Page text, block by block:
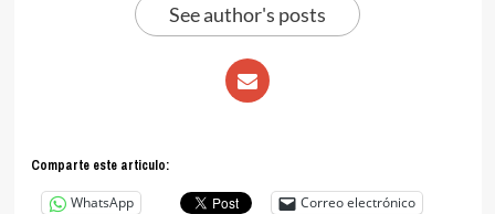
See author's posts
Comparte este articulo:
WhatsApp
Correo electrónico